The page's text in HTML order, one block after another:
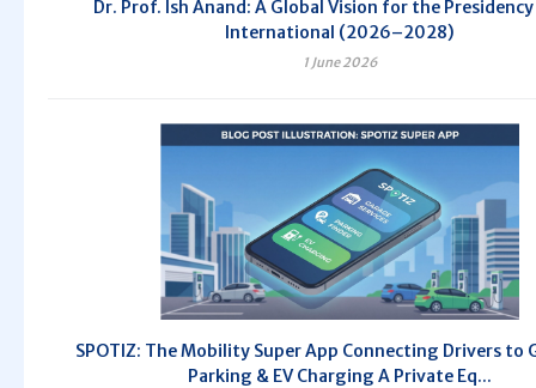
Dr. Prof. Ish Anand: A Global Vision for the Presidency
International (2026–2028)
1 June 2026
SPOTIZ: The Mobility Super App Connecting Drivers to
Parking & EV Charging A Private Eq...